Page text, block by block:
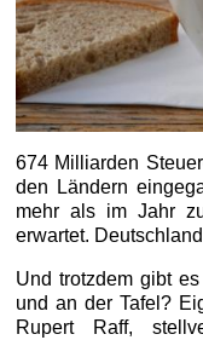
674 Milliarden
den Ländern
mehr als im Jahr
erwartet.
Und trotzdem gibt
und an der Tafel?
Rupert Raff,